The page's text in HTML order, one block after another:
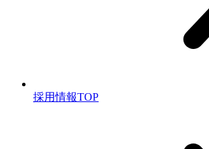
採⽤情報TOP